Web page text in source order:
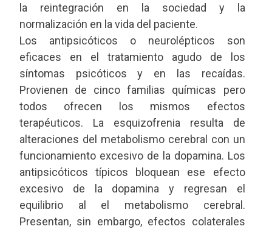
la reintegración en la sociedad y la
normalización en la vida del paciente.
Los antipsicóticos o neurolépticos son
eficaces en el tratamiento agudo de los
síntomas psicóticos y en las recaídas.
Provienen de cinco familias químicas pero
todos ofrecen los mismos efectos
terapéuticos. La esquizofrenia resulta de
alteraciones del metabolismo cerebral con un
funcionamiento excesivo de la dopamina. Los
antipsicóticos típicos bloquean ese efecto
excesivo de la dopamina y regresan el
equilibrio al el metabolismo cerebral.
Presentan, sin embargo, efectos colaterales